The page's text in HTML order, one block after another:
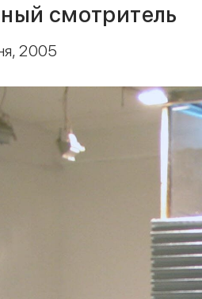
смотритель
2005